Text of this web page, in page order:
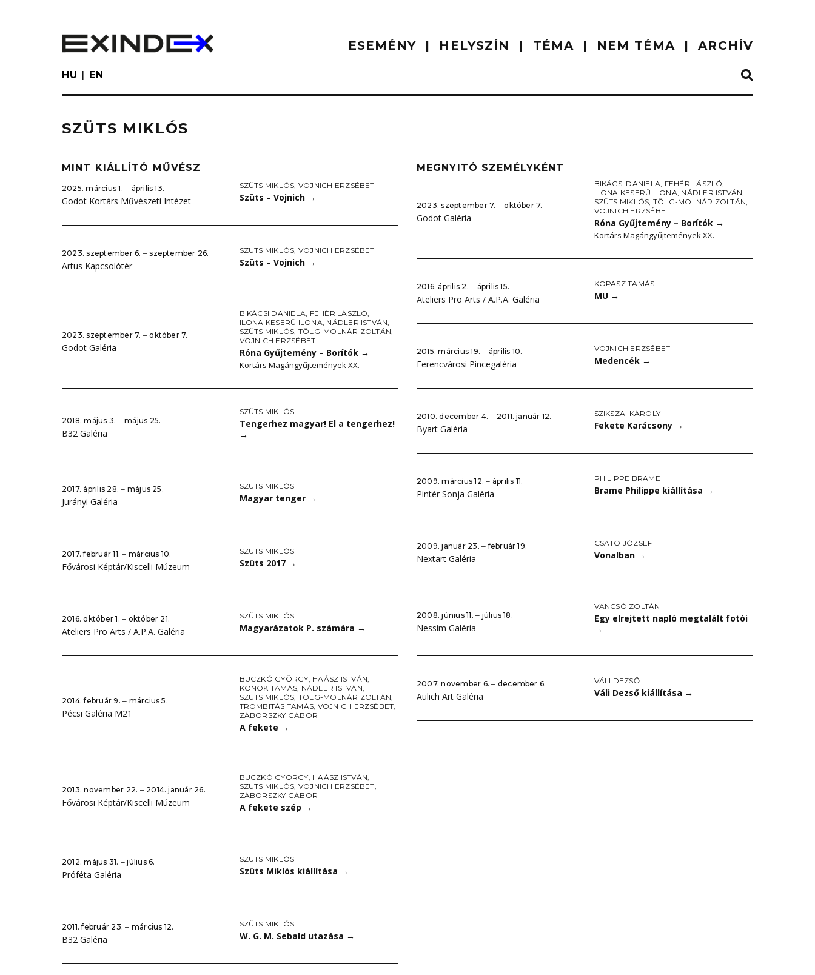
ESEMÉNY HELYSZÍN TÉMA NEM TÉMA ARCHÍV
HU EN
SZÜTS MIKLÓS
MINT KIÁLLÍTÓ MŰVÉSZ
2025. március 1. ‒ április 13.
Godot Kortárs Művészeti Intézet
SZÜTS MIKLÓS VOJNICH ERZSÉBET
Szüts – Vojnich →
2023. szeptember 6. ‒ szeptember 26.
Artus Kapcsolótér
SZÜTS MIKLÓS VOJNICH ERZSÉBET
Szüts – Vojnich →
2023. szeptember 7. ‒ október 7.
Godot Galéria
BIKÁCSI DANIELA, FEHÉR LÁSZLÓ,
ILONA KESERÜ ILONA, NÁDLER ISTVÁN,
SZÜTS MIKLÓS, TÖLG-MOLNÁR ZOLTÁN,
VOJNICH ERZSÉBET
Róna Gyűjtemény – Borítók →
Kortárs Magángyűjtemények XX.
2018. május 3. ‒ május 25.
B32 Galéria
SZÜTS MIKLÓS
Tengerhez magyar! El a tengerhez!
→
2017. április 28. ‒ május 25.
Jurányi Galéria
SZÜTS MIKLÓS
Magyar tenger →
2017. február 11. ‒ március 10.
Fővárosi Képtár/Kiscelli Múzeum
SZÜTS MIKLÓS
Szüts 2017 →
2016. október 1. ‒ október 21.
Ateliers Pro Arts / A.P.A. Galéria
SZÜTS MIKLÓS
Magyarázatok P. számára →
2014. február 9. ‒ március 5.
Pécsi Galéria M21
BUCZKÓ GYÖRGY, HAÁSZ ISTVÁN,
KONOK TAMÁS, NÁDLER ISTVÁN,
SZÜTS MIKLÓS, TÖLG-MOLNÁR ZOLTÁN,
TROMBITÁS TAMÁS, VOJNICH ERZSÉBET,
ZÁBORSZKY GÁBOR
A fekete →
2013. november 22. ‒ 2014. január 26.
Fővárosi Képtár/Kiscelli Múzeum
BUCZKÓ GYÖRGY, HAÁSZ ISTVÁN,
SZÜTS MIKLÓS, VOJNICH ERZSÉBET,
ZÁBORSZKY GÁBOR
A fekete szép →
2012. május 31. ‒ július 6.
Próféta Galéria
SZÜTS MIKLÓS
Szüts Miklós kiállítása →
2011. február 23. ‒ március 12.
B32 Galéria
SZÜTS MIKLÓS
W. G. M. Sebald utazása →
MEGNYITÓ SZEMÉLYKÉNT
2023. szeptember 7. ‒ október 7.
Godot Galéria
BIKÁCSI DANIELA, FEHÉR LÁSZLÓ,
ILONA KESERÜ ILONA, NÁDLER ISTVÁN,
SZÜTS MIKLÓS, TÖLG-MOLNÁR ZOLTÁN,
VOJNICH ERZSÉBET
Róna Gyűjtemény – Borítók →
Kortárs Magángyűjtemények XX.
2016. április 2. ‒ április 15.
Ateliers Pro Arts / A.P.A. Galéria
KOPASZ TAMÁS
MU →
2015. március 19. ‒ április 10.
Ferencvárosi Pincegaléria
VOJNICH ERZSÉBET
Medencék →
2010. december 4. ‒ 2011. január 12.
Byart Galéria
SZIKSZAI KÁROLY
Fekete Karácsony →
2009. március 12. ‒ április 11.
Pintér Sonja Galéria
PHILIPPE BRAME
Brame Philippe kiállítása →
2009. január 23. ‒ február 19.
Nextart Galéria
CSATÓ JÓZSEF
Vonalban →
2008. június 11. ‒ július 18.
Nessim Galéria
VANCSÓ ZOLTÁN
Egy elrejtett napló megtalált fotói
→
2007. november 6. ‒ december 6.
Aulich Art Galéria
VÁLI DEZSŐ
Váli Dezső kiállítása →